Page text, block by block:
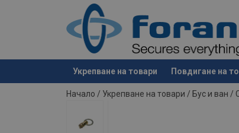
Укрепване на товари Повдигане на
е добавен към вашето запитване
Начало / Укрепване на товари / Бус и ван /